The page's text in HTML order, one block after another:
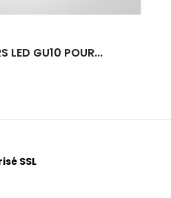
LED GU10 POUR...
SSL